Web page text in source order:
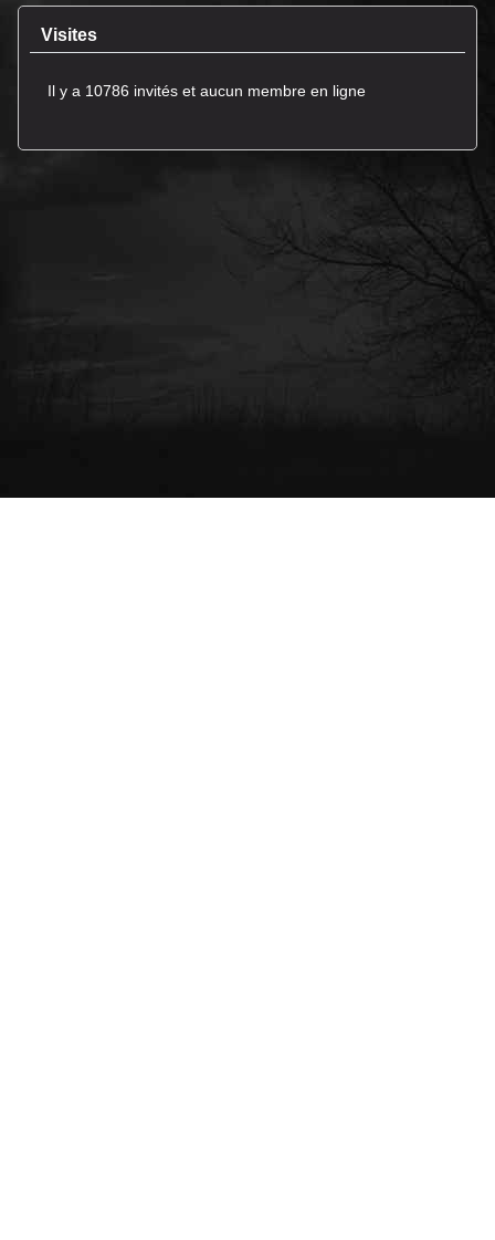
Visites
Il y a 10786 invités et aucun membre en ligne